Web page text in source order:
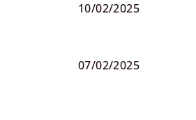
10/02/2025
07/02/2025